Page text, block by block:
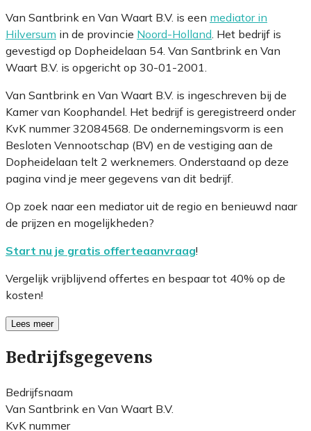
Van Santbrink en Van Waart B.V. is een mediator in
Hilversum in de provincie Noord-Holland . Het bedrijf is
gevestigd op Dopheidelaan 54. Van Santbrink en Van
Waart B.V. is opgericht op 30-01-2001.
Van Santbrink en Van Waart B.V. is ingeschreven bij de
Kamer van Koophandel. Het bedrijf is geregistreerd onder
KvK nummer 32084568. De ondernemingsvorm is een
Besloten Vennootschap (BV) en de vestiging aan de
Dopheidelaan telt 2 werknemers. Onderstaand op deze
pagina vind je meer gegevens van dit bedrijf.
Op zoek naar een mediator uit de regio en benieuwd naar
de prijzen en mogelijkheden?
Start nu je gratis offerteaanvraag!
Vergelijk vrijblijvend offertes en bespaar tot 40% op de
kosten!
Lees meer
Bedrijfsgegevens
Bedrijfsnaam
Van Santbrink en Van Waart B.V.
KvK nummer